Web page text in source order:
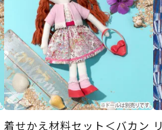
着せかえ材料セット＜バカン